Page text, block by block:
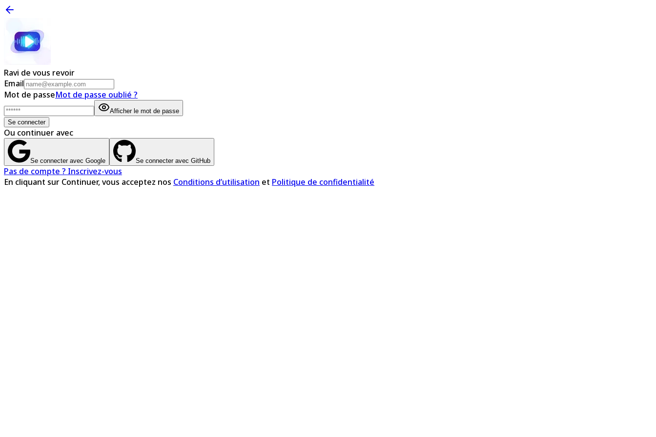
Ravi de vous revoir
Email
Mot de passeMot de passe oublié ?
Afficher le mot de passe
Se connecter
Ou continuer avec
Se connecter avec Google Se connecter avec GitHub
Pas de compte ? Inscrivez-vous
En cliquant sur Continuer, vous acceptez nos Conditions d’utilisation et Politique de confidentialité